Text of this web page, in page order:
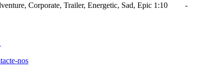
Corporate, Trailer, Energetic, Sad, Epic 1:10 -
nos